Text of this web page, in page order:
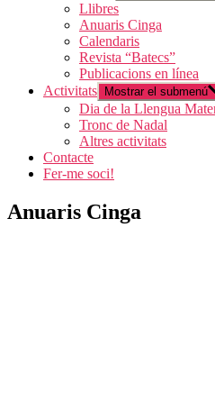
Llibres
Anuaris Cinga
Calendaris
Revista “Batecs”
Publicacions en línea
Activitats
Mostrar el submenú
Dia de la Llengua
Tronc de Nadal
Altres activitats
Contacte
Fer-me soci!
Anuaris Cinga